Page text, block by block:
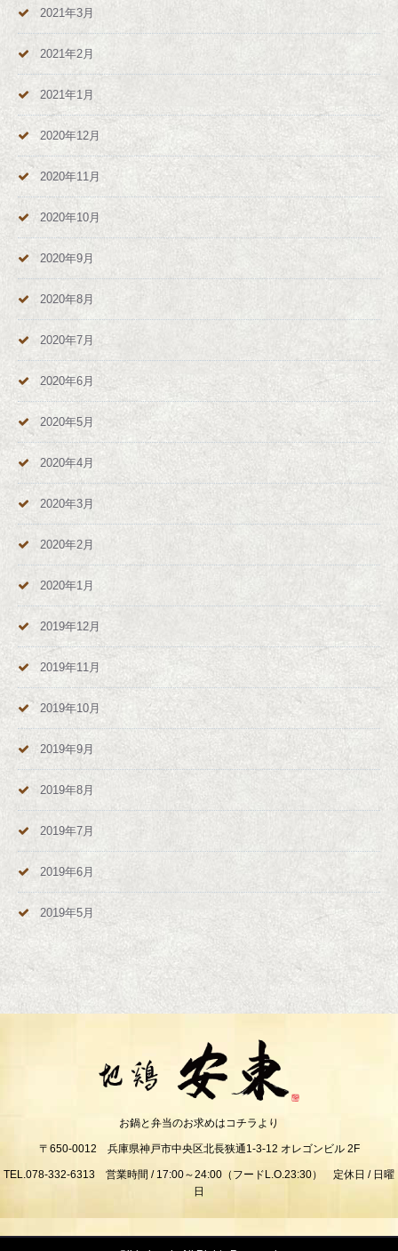
2021年3月
2021年2月
2021年1月
2020年12月
2020年11月
2020年10月
2020年9月
2020年8月
2020年7月
2020年6月
2020年5月
2020年4月
2020年3月
2020年2月
2020年1月
2019年12月
2019年11月
2019年10月
2019年9月
2019年8月
2019年7月
2019年6月
2019年5月
お鍋と弁当のお求めはコチラより
〒650-0012 兵庫県神戸市中央区北長狭通1-3-12 オレゴンビル 2F
TEL.078-332-6313 営業時間 / 17:00～24:00（フードL.O.23:30） 定休日 / 日曜
日